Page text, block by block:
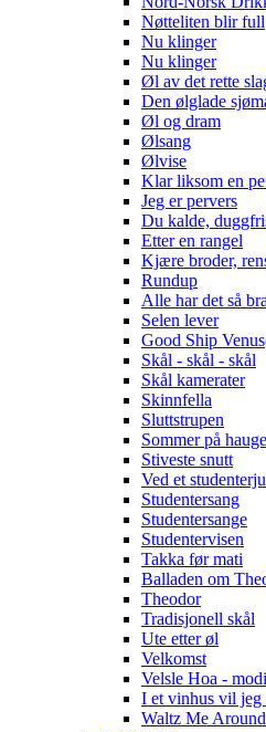
Nøtteliten blir full
Nu klinger
Nu klinger
Øl av det rette
Den ølglade
Øl og dram
Ølsang
Ølvise
Klar liksom en
Jeg er pervers
Du kalde,
Etter en rangel
Kjære broder,
Rundup
Alle har det så bra
Selen lever
Good Ship
Skål - skål - skål
Skål kamerater
Skinnfella
Sluttstrupen
Sommer på
Stiveste snutt
Ved et
Studentersang
Studentersange
Studentervisen
Takka før mati
Balladen om
Theodor
Tradisjonell skål
Ute etter øl
Velkomst
Velsle Hoa -
I et vinhus vil jeg
Waltz Me